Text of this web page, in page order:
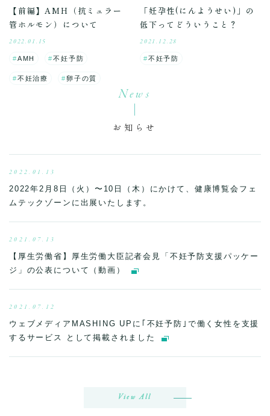
【前編】AMH（抗ミュラー
管ホルモン）について
2022.01.15
AMH 不妊予防
不妊治療 卵子の質
「妊孕性(にんようせい)」の
低下ってどういうこと？
2021.12.28
不妊予防
News
お知らせ
2022.01.13
2022年2月8日（火）〜10日（木）にかけて、健康博覧会フェ
ムテックゾーンに出展いたします。
2021.07.13
【厚生労働省】厚生労働大臣記者会見「不妊予防支援パッケー
ジ」の公表について（動画）
2021.07.12
ウェブメディアMASHING UPに｢不妊予防｣で働く女性を支援
するサービス として掲載されました
View All